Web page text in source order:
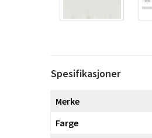
Spesifikasjoner
Merke
Farge